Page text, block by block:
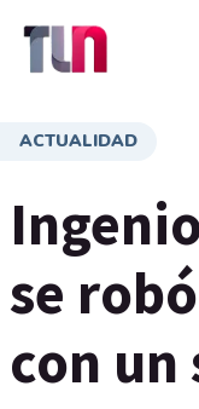
ACTUALIDAD
se
con un